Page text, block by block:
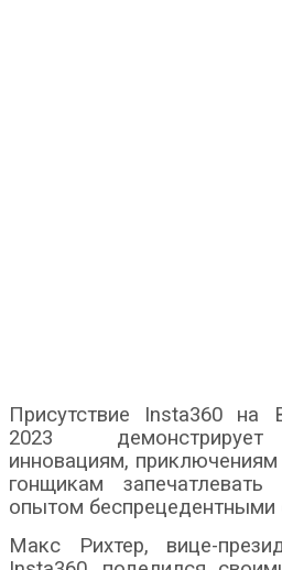
Присутствие Insta360 на
2023 демонстрирует
инновациям,
гонщикам
опытом беспрецедентными
Макс Рихтер, вице-